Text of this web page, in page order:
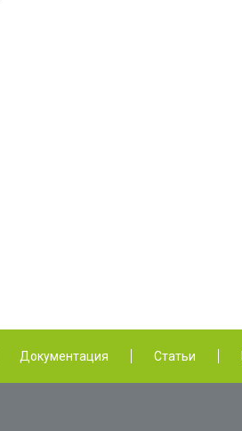
Документация Статьи